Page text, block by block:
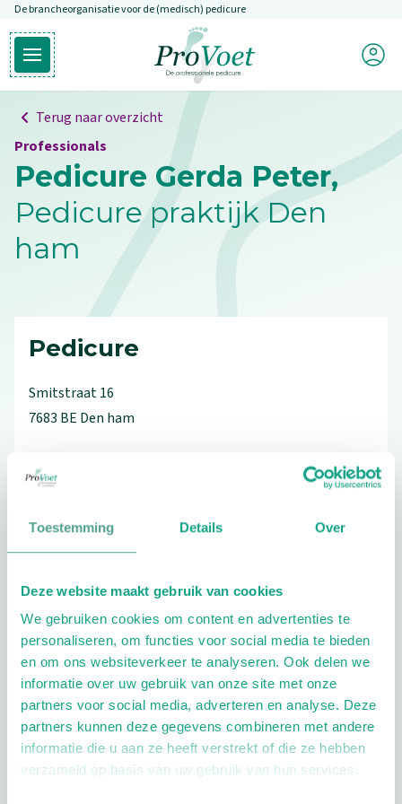
Toestemming Details Over
Deze website maakt gebruik van cookies
We gebruiken cookies om content en advertenties te
personaliseren, om functies voor social media te bieden
en om ons websiteverkeer te analyseren. Ook delen we
informatie over uw gebruik van onze site met onze
partners voor social media, adverteren en analyse. Deze
partners kunnen deze gegevens combineren met andere
informatie die u aan ze heeft verstrekt of die ze hebben
verzameld op basis van uw gebruik van hun services.
Overslaan en naar de inhoud gaan
De brancheorganisatie voor de (medisch) pedicure
Open hoofdmenu
Ga naar de homepagina
Mijn
Terug naar overzicht
Professionals
Pedicure Gerda Peter,
Pedicure praktijk Den
ham
Pedicure
Smitstraat16
7683 BE Den ham
Extra opties
Openingstijden